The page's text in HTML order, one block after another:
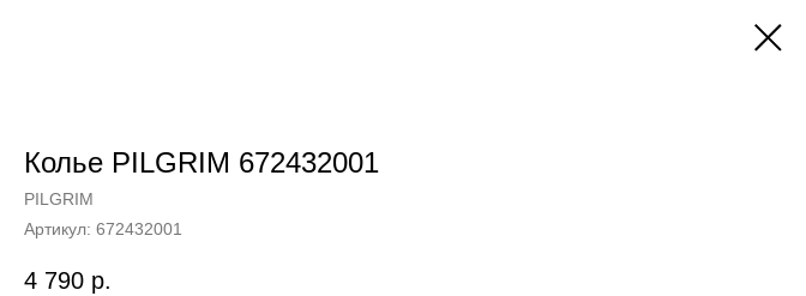
Колье PILGRIM 672432001
PILGRIM
Артикул: 672432001
4 790 р.